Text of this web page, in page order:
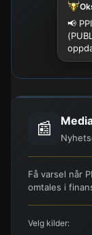
📢
📰
Få varsel når
omtales i
Velg kilder: